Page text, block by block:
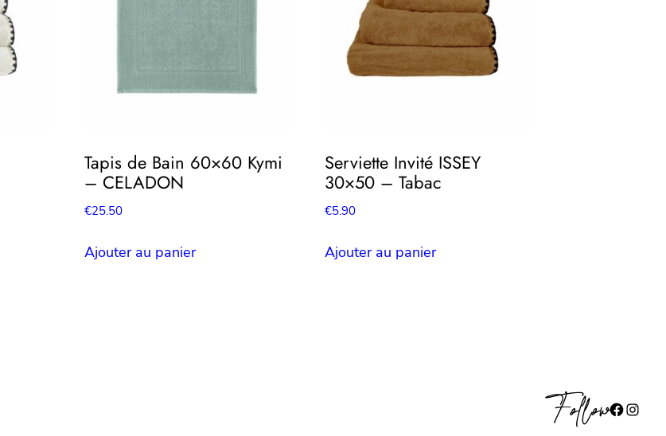
Tapis de Bain 60×60 Kymi
– CELADON
€25.50
Ajouter au panier
Serviette Invité ISSEY
30×50 – Tabac
€5.90
Ajouter au panier
FollowFacebook Instagram